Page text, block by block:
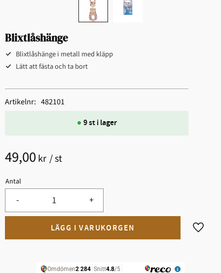
Blixtlåshänge
Blixtlåshänge i metall med kläpp
Lätt att fästa och ta bort
49,00 kr /st
Antal
+
-
Lägg
9 st i lager
Artikelnr 482101